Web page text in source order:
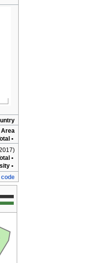
Area
• Total
• Total
• Density
code